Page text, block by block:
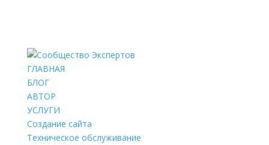
ГЛАВНАЯ
БЛОГ
АВТОР
УСЛУГИ
Создание сайта
Техническое обслуживание